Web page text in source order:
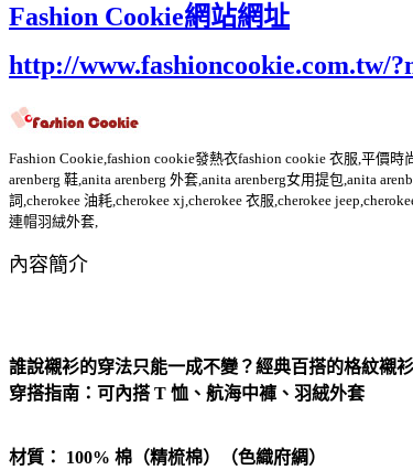
Fashion Cookie網站網址
http://www.fashioncookie.com.tw/
Fashion Cookie,fashion cookie發熱衣fashion cookie 衣服,平價時
arenberg 鞋,anita arenberg 外套,anita arenberg女用提包,anita
詞,cherokee 油耗,cherokee xj,cherokee 衣服,cherokee
連帽羽絨外套,
內容簡介
誰說襯衫的穿法只能一成不變？經典百搭的格紋襯
穿搭指南：可內搭 T 恤、航海中褲、羽絨外套
材質： 100% 棉（精梳棉）（色織府綢）